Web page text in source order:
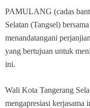
PAMULANG (cadas
Selatan (Tangsel)
menandatangani
yang bertujuan untuk
ini.
Wali Kota Tangerang
mengapresiasi